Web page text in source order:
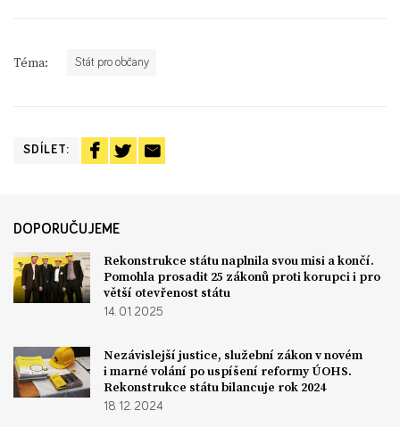
Téma: Stát pro občany
SDÍLET:
DOPORUČUJEME
Rekonstrukce státu naplnila svou misi a končí.
Pomohla prosadit 25 zákonů proti korupci i pro
větší otevřenost státu
14. 01. 2025
Nezávislejší justice, služební zákon v novém
i marné volání po uspíšení reformy ÚOHS.
Rekonstrukce státu bilancuje rok 2024
18. 12. 2024